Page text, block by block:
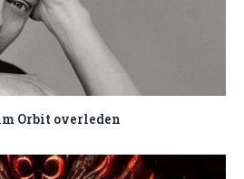
Orbit overleden